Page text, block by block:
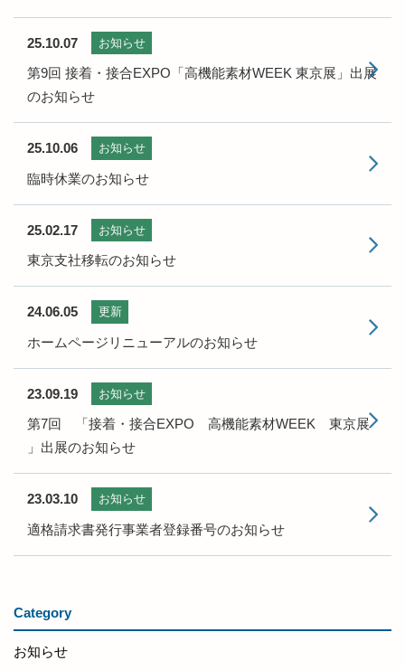
25.10.07 お知らせ
第9回 接着・接合EXPO「高機能素材WEEK 東京展」出展
のお知らせ
25.10.06 お知らせ
臨時休業のお知らせ
25.02.17 お知らせ
東京支社移転のお知らせ
24.06.05 更新
ホームページリニューアルのお知らせ
23.09.19 お知らせ
第7回 「接着・接合EXPO 高機能素材WEEK 東京展
」出展のお知らせ
23.03.10 お知らせ
適格請求書発行事業者登録番号のお知らせ
Category
お知らせ